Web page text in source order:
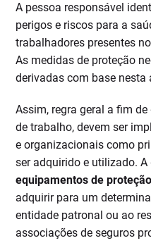
A pessoa responsável
perigos e riscos para a
trabalhadores presentes
As medidas de proteção
derivadas com base nesta
Assim, regra geral a fim
de trabalho, devem ser
e organizacionais como
ser adquirido e utilizado.
equipamentos de
adquirir para um
entidade patronal ou ao
associações de seguros